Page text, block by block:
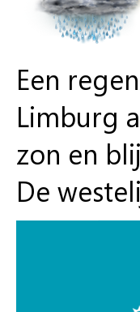
Een
Limburg
zon en
De